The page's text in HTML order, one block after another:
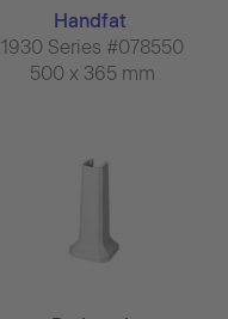
Handfat
1930 Series #078550
500 x 365 mm